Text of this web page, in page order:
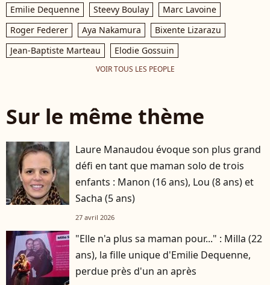
Emilie Dequenne Steevy Boulay
Marc Lavoine
Roger Federer
Aya Nakamura
Bixente Lizarazu
Jean-Baptiste Marteau
Elodie Gossuin
VOIR TOUS LES PEOPLE
Sur le même thème
Laure Manaudou évoque son plus grand
défi en tant que maman solo de trois
enfants : Manon (16 ans), Lou (8 ans) et
Sacha (5 ans)
27 avril 2026
"Elle n'a plus sa maman pour..." : Milla (22
ans), la fille unique d'Emilie Dequenne,
perdue près d'un an après